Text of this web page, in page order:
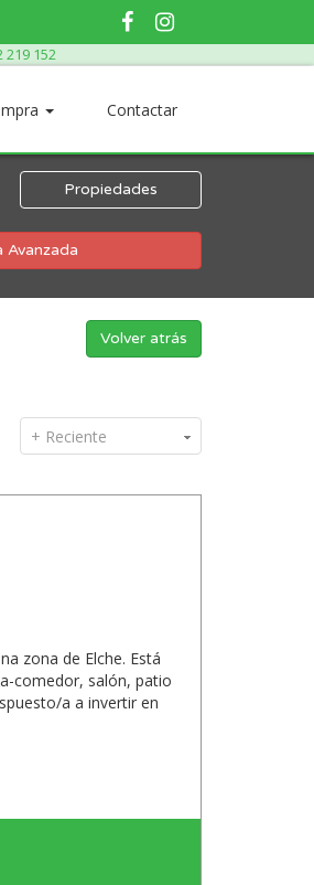
219 152
Contactar
Propiedades
Avanzada
Volver atrás
+ Reciente
zona de Elche. Está
comedor, salón, patio
a a invertir en